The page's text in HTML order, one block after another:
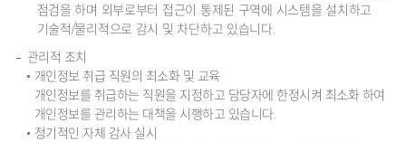
점검을 하며 외부로부터 접근이 통제된 구역에 시스템을 설치하고
기술적/물리적으로 감시 및 차단하고 있습니다.
관리적 조치
개인정보 취급 직원의 최소화 및 교육
개인정보를 취급하는 직원을 지정하고 담당자에 한정시켜 최소화 하여
개인정보를 관리하는 대책을 시행하고 있습니다.
정기적인 자체 감사 실시